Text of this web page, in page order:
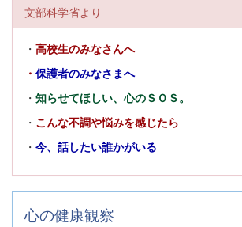
文部科学省より
・ 高校生のみなさんへ
・ 保護者のみなさまへ
・ 知らせてほしい、心のＳＯＳ。
・ こんな不調や悩みを感じたら
・ 今、話したい誰かがいる
心の健康観察